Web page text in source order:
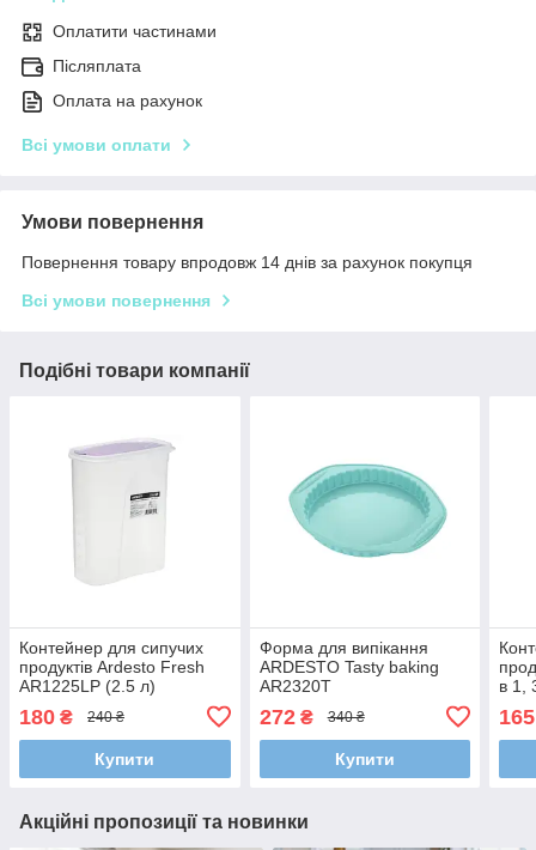
Оплатити частинами
Післяплата
Оплата на рахунок
Всі умови оплати
Умови повернення
Повернення товару впродовж 14 днів за рахунок покупця
Всі умови повернення
Подібні товари компанії
Контейнер для сипучих
продуктів Ardesto Fresh
AR1225LP (2.5 л)
180 ₴ 240 ₴
Купити
Форма для випікання
ARDESTO Tasty baking
AR2320T
272₴ 340 ₴
Купити
в 1,
165
Акційні пропозиції та новинки